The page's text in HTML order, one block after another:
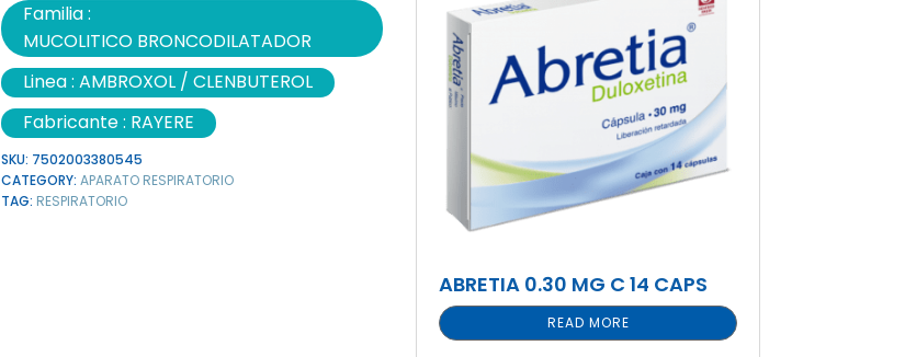
Familia :
MUCOLITICO BRONCODILATADOR
Linea : AMBROXOL / CLENBUTEROL
Fabricante : RAYERE
SKU: 7502003380545
CATEGORY: APARATO RESPIRATORIO
TAG: RESPIRATORIO
ABRETIA 0.30 MG C 14 CAPS
READ MORE